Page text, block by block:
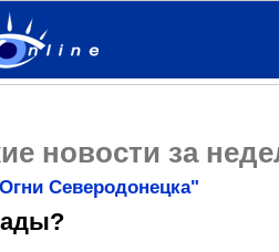
новости за
Северодонецка"